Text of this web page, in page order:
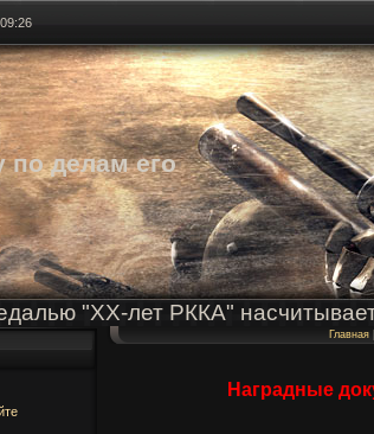
по делам его
"ХХ-лет РККА"
Главная|
Наградные